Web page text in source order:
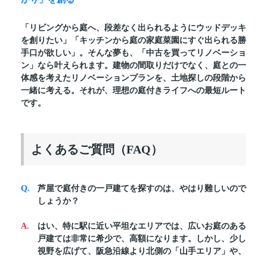
「リビングから庭へ、段差なく出られるようにウッドデッキ
を創りたい」「キッチンから庭の家庭菜園にすぐ出られる勝
手口が欲しい」。そんな夢も、「中古を買ってリノベーショ
ン」なら叶えられます。建物の間取りだけでなく、庭との一
体感を考えたリノベーションプランを、土地探しの段階から
一緒に考える。それが、理想の庭付きライフへの最短ルート
です。
よくあるご質問（FAQ）
芦屋で庭付きの一戸建てを探すのは、やはり難しいので
しょうか？
はい、特に駅に近い平坦なエリアでは、広いお庭のある
戸建ては非常に希少で、高額になります。しかし、少し
視野を広げて、阪急沿線より北側の「山手エリア」や、